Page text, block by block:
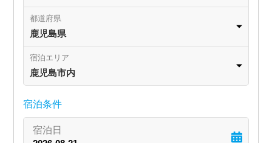
都道府県
鹿児島県
宿泊エリア
鹿児島市内
宿泊条件